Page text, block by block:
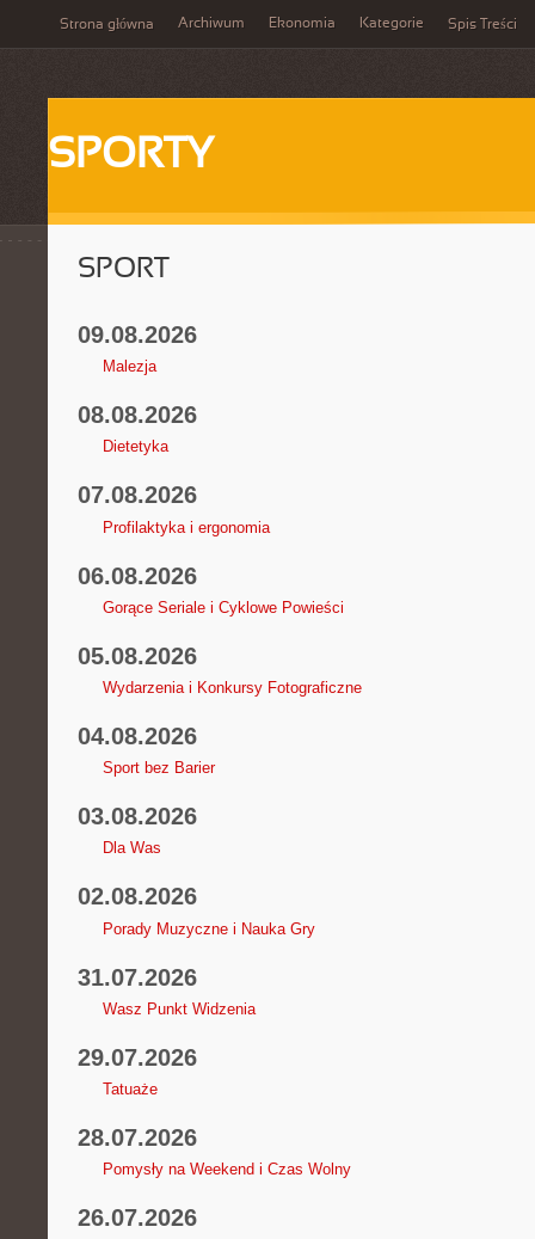
Strona główna Archiwum Ekonomia Kategorie Spis Treści
SPORTY
SPORT
09.08.2026
Malezja
08.08.2026
Dietetyka
07.08.2026
Profilaktyka i ergonomia
06.08.2026
Gorące Seriale i Cyklowe Powieści
05.08.2026
Wydarzenia i Konkursy Fotograficzne
04.08.2026
Sport bez Barier
03.08.2026
Dla Was
02.08.2026
Porady Muzyczne i Nauka Gry
31.07.2026
Wasz Punkt Widzenia
29.07.2026
Tatuaże
28.07.2026
Pomysły na Weekend i Czas Wolny
26.07.2026